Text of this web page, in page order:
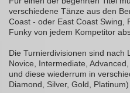
verschiedene Tänze aus den
Coast - oder East Coast Swing,
Funky von jedem Kompetitor
Die Turnierdivisionen sind nach
Novice, Intermediate,
und diese wiederrum in
Diamond, Silver, Gold,